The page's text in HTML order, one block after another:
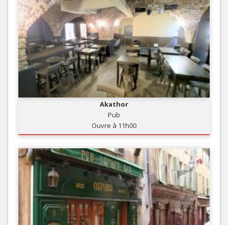
Akathor
Pub
Ouvre à 11h00